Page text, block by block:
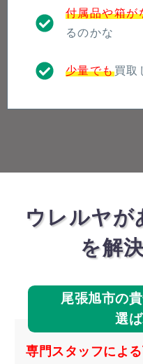
付属品や箱が
るのかな
少量でも買取
ウレルヤが
を解
尾張旭市の
選
専門スタッフによ